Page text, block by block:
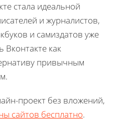
стала идеальной
и журналистов,
и самиздатов уже
Вконтакте как
привычным
проект без вложений,
сайтов бесплатно.